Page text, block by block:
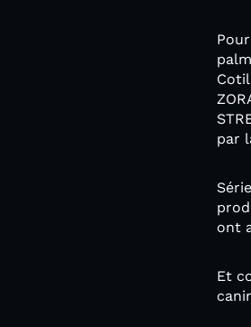
par
ont
Et